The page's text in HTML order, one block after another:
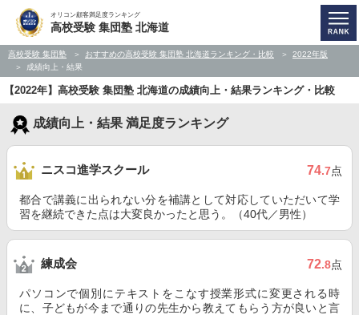
オリコン顧客満足度ランキング
高校受験 集団塾 北海道
高校受験 集団塾 おすすめの高校受験 集団塾 北海道ランキング・比較
2022年版
成績向上・結果
【2022年】高校受験 集団塾 北海道の成績向上・結果ランキング・比較
成績向上・結果 満足度ランキング
ニスコ進学スクール 74.7点
都合で講義に出られない分を補講として対応していただいて学
習を継続できた点は大変良かったと思う。（40代／男性）
練成会 72.8点
パソコンで個別にテキストをこなす授業形式に変更される時
に、子どもが今まで通りの先生から教えてもらう方が良いと言